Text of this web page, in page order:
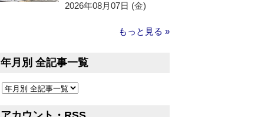
2026年08月07日 (金)
もっと見る »
年月別 全記事一覧